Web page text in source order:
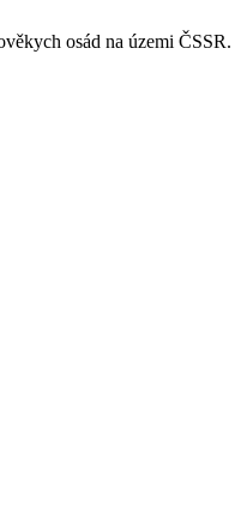
osád na územi ČSSR.